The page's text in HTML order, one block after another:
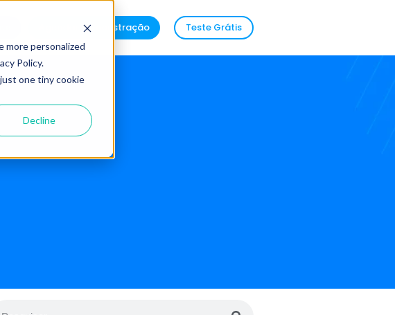
more personalized
Policy.
one tiny cookie
Decline
Agendar demonstração Teste Grátis